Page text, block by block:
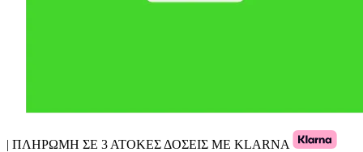
| ΠΛΗΡΩΜΗ ΣΕ 3 ΑΤΟΚΕΣ ΔΟΣΕΙΣ ΜΕ KLARNA